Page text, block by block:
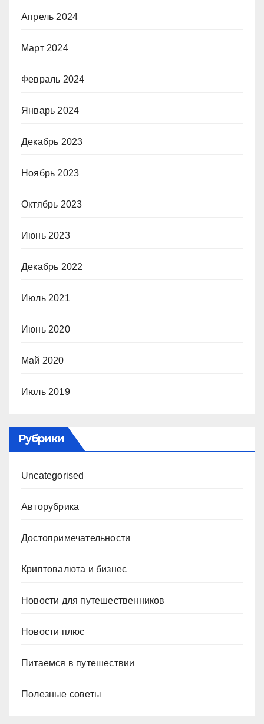
Апрель 2024
Март 2024
Февраль 2024
Январь 2024
Декабрь 2023
Ноябрь 2023
Октябрь 2023
Июнь 2023
Декабрь 2022
Июль 2021
Июнь 2020
Май 2020
Июль 2019
Рубрики
Uncategorised
Авторубрика
Достопримечательности
Криптовалюта и бизнес
Новости для путешественников
Новости плюс
Питаемся в путешествии
Полезные советы